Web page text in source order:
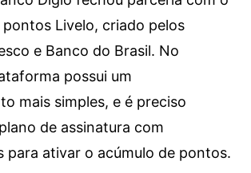
Livelo, criado pelos
e Banco do Brasil. No
possui um
mais simples, e é preciso
de assinatura com
para ativar o acúmulo de pontos.